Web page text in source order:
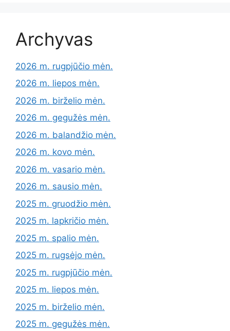
Archyvas
2026 m. rugpjūčio mėn.
2026 m. liepos mėn.
2026 m. birželio mėn.
2026 m. gegužės mėn.
2026 m. balandžio mėn.
2026 m. kovo mėn.
2026 m. vasario mėn.
2026 m. sausio mėn.
2025 m. gruodžio mėn.
2025 m. lapkričio mėn.
2025 m. spalio mėn.
2025 m. rugsėjo mėn.
2025 m. rugpjūčio mėn.
2025 m. liepos mėn.
2025 m. birželio mėn.
2025 m. gegužės mėn.